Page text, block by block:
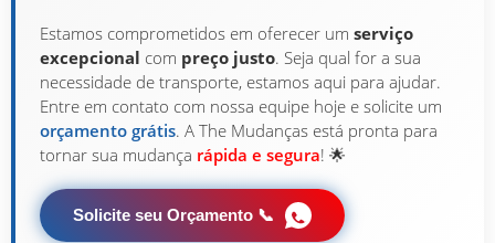
Estamos comprometidos em oferecer umserviço
excepcional com preço justo. Seja qual for a sua
necessidade de transporte, estamos aqui para ajudar.
Entre em contato com nossa equipe hoje e solicite um
orçamento grátis. A The Mudanças está pronta para
tornar sua mudança rápida e segura! 🌟
Solicite seu Orçamento 📞